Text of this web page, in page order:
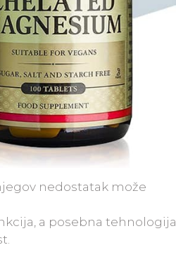
nedostatak može
a posebna tehnologija